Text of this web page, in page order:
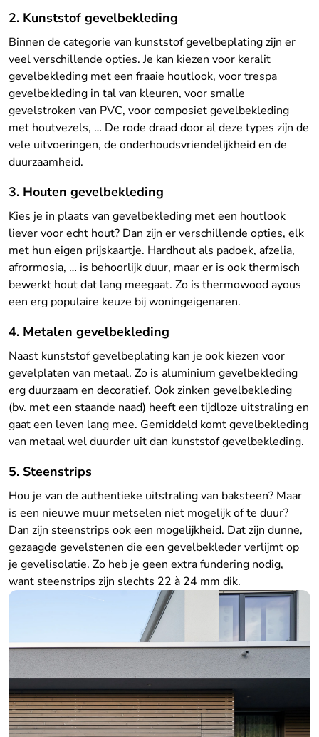
2. Kunststof gevelbekleding
Binnen de categorie van kunststof gevelbeplating zijn er
veel verschillende opties. Je kan kiezen voor keralit
gevelbekleding met een fraaie houtlook, voor trespa
gevelbekleding in tal van kleuren, voor smalle
gevelstroken van PVC, voor composiet gevelbekleding
met houtvezels, … De rode draad door al deze types zijn de
vele uitvoeringen, de onderhoudsvriendelijkheid en de
duurzaamheid.
3. Houten gevelbekleding
Kies je in plaats van gevelbekleding met een houtlook
liever voor echt hout? Dan zijn er verschillende opties, elk
met hun eigen prijskaartje. Hardhout als padoek, afzelia,
afrormosia, … is behoorlijk duur, maar er is ook thermisch
bewerkt hout dat lang meegaat. Zo is thermowood ayous
een erg populaire keuze bij woningeigenaren.
4. Metalen gevelbekleding
Naast kunststof gevelbeplating kan je ook kiezen voor
gevelplaten van metaal. Zo is aluminium gevelbekleding
erg duurzaam en decoratief. Ook zinken gevelbekleding
(bv. met een staande naad) heeft een tijdloze uitstraling en
gaat een leven lang mee. Gemiddeld komt gevelbekleding
van metaal wel duurder uit dan kunststof gevelbekleding.
5. Steenstrips
Hou je van de authentieke uitstraling van baksteen? Maar
is een nieuwe muur metselen niet mogelijk of te duur?
Dan zijn steenstrips ook een mogelijkheid. Dat zijn dunne,
gezaagde gevelstenen die een gevelbekleder verlijmt op
je gevelisolatie. Zo heb je geen extra fundering nodig,
want steenstrips zijn slechts 22 à 24 mm dik.